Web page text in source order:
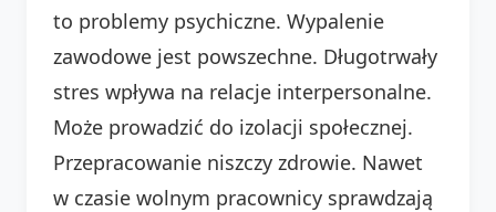
to problemy psychiczne. Wypalenie
zawodowe jest powszechne. Długotrwały
stres wpływa na relacje interpersonalne.
Może prowadzić do izolacji społecznej.
Przepracowanie niszczy zdrowie. Nawet
w czasie wolnym pracownicy sprawdzają